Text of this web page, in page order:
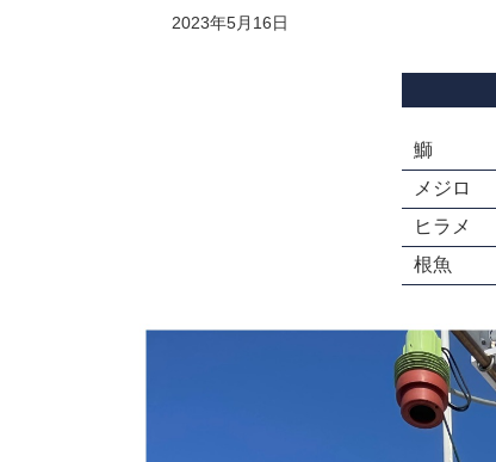
2023年5月16日
鰤
メジロ
ヒラメ
根魚